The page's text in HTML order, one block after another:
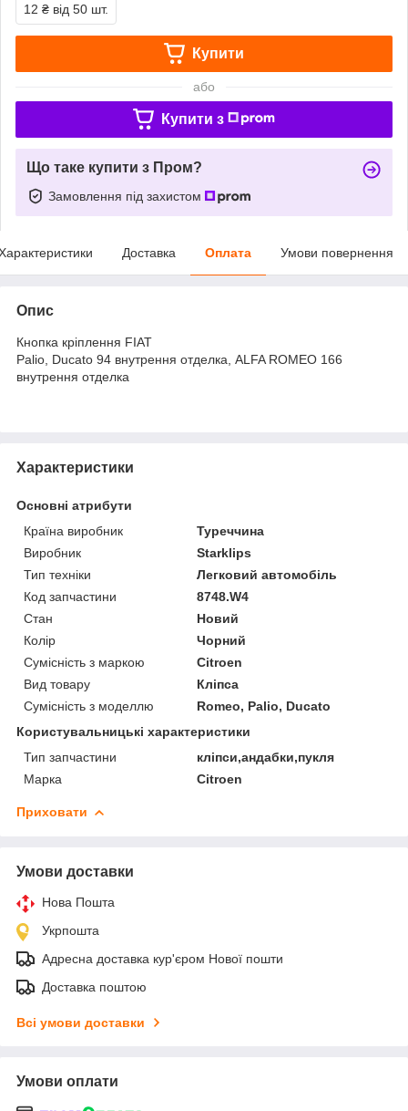
12 ₴ від 50 шт.
Купити
або
Купити з
Що таке купити з Пром?
Замовлення під захистом
Доставка Оплата Умови повернення
Опис
Кнопка кріплення FIAT
Palio, Ducato 94 внутрення отделка, ALFA ROMEO 166
внутрення отделка
Характеристики
Основні атрибути
Країна виробник
Туреччина
Виробник
Starklips
Тип техніки
Легковий автомобіль
Код запчастини
8748.W4
Стан
Новий
Колір
Чорний
Сумісність з маркою
Citroen
Вид товару
Кліпса
Сумісність з моделлю
Romeo, Palio, Ducato
Користувальницькі характеристики
Тип запчастини
кліпси,андабки,пукля
Марка
Citroen
Приховати
Умови доставки
Нова Пошта
Укрпошта
Адресна доставка кур'єром Нової пошти
Доставка поштою
Всі умови доставки
Умови оплати